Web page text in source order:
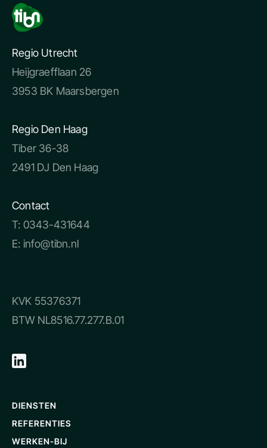
Regio Utrecht
Heijgraefflaan 26
3953 BK Maarsbergen
Regio Den Haag
Tiber 36-38
2491 DJ Den Haag
Contact
T: 0343-431644
E: info@tibn.nl
KVK 55376371
BTW NL8516.77.277.B.01
DIENSTEN
REFERENTIES
WERKEN-BIJ